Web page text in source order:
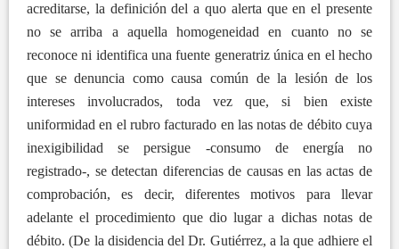
acreditarse, la definición del a quo alerta que en el presente
no se arriba a aquella homogeneidad en cuanto no se
reconoce ni identifica una fuente generatriz única en el hecho
que se denuncia como causa común de la lesión de los
intereses involucrados, toda vez que, si bien existe
uniformidad en el rubro facturado en las notas de débito cuya
inexigibilidad se persigue -consumo de energía no
registrado-, se detectan diferencias de causas en las actas de
comprobación, es decir, diferentes motivos para llevar
adelante el procedimiento que dio lugar a dichas notas de
débito. (De la disidencia del Dr. Gutiérrez, a la que adhiere el